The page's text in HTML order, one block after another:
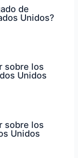
de
Unidos?
sobre los
Unidos
sobre los
Unidos